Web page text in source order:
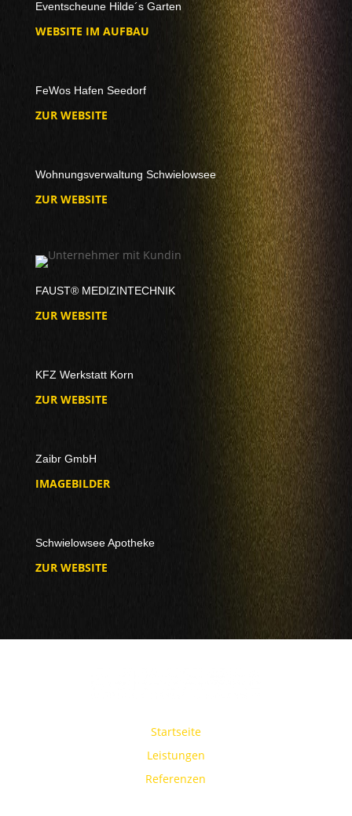
Eventscheune Hilde´s Garten
WEBSITE IM AUFBAU
FeWos Hafen Seedorf
ZUR WEBSITE
Wohnungsverwaltung Schwielowsee
ZUR WEBSITE
FAUST® MEDIZINTECHNIK
ZUR WEBSITE
KFZ Werkstatt Korn
ZUR WEBSITE
Zaibr GmbH
IMAGEBILDER
Schwielowsee Apotheke
ZUR WEBSITE
Startseite
Leistungen
Referenzen